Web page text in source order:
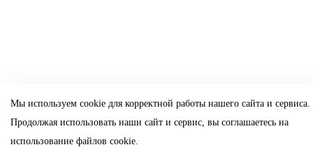
Мы используем cookie для корректной работы нашего сайта и сервиса.
Продолжая использовать наши сайт и сервис, вы соглашаетесь на
использование файлов cookie.